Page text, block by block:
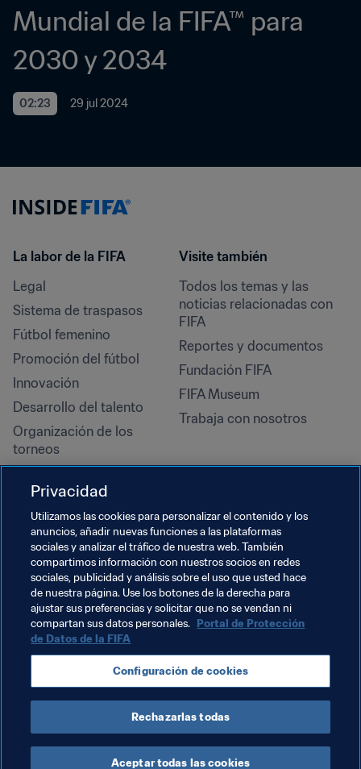
Mundial de la FIFA™ para
2030 y 2034
02:23 29 jul 2024
La labor de la FIFA
Legal
Sistema de traspasos
Fútbol femenino
Promoción del fútbol
Innovación
Desarrollo del talento
Organización de los
torneos
Derechos humanos y lucha
contra la discriminación
Salud y atención médica
Iniciativas educativas
Visite también
Todos los temas y las
noticias relacionadas con
FIFA
Reportes y documentos
Fundación FIFA
FIFA Museum
Trabaja con nosotros
TÉRMINOS DE SERVICIO
PORTAL DE PROTECCIÓN DE DATOS DE LA FIFA
DESCÁRGALO
CONFIGURACIÓN DE COOKIES
Copyright © 1994 - 2025 FIFA. Reservados todos los derechos.
Privacidad
Utilizamos las cookies para personalizar el contenido y los
anuncios, añadir nuevas funciones a las plataformas
sociales y analizar el tráfico de nuestra web. También
compartimos información con nuestros socios en redes
sociales, publicidad y análisis sobre el uso que usted hace
de nuestra página. Use los botones de la derecha para
ajustar sus preferencias y solicitar que no se vendan ni
compartan sus datos personales. Portal de Protección
de Datos de la FIFA
Configuración de cookies
Rechazarlas todas
Aceptar todas las cookies